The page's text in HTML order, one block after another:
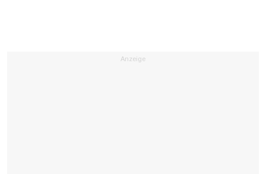
Anzeige